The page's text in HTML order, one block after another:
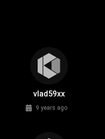
vlad59xx
9 years ago